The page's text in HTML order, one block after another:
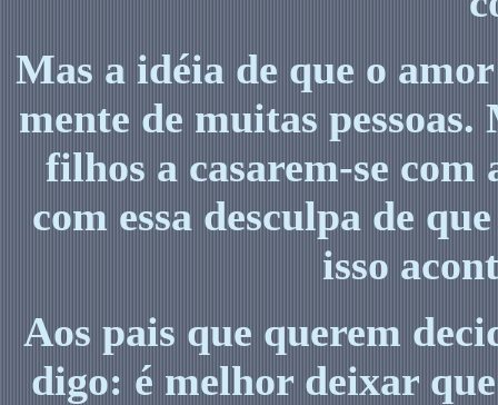
Mas a idéia de que o
mente de muitas
filhos a casarem-se com
com essa desculpa de
isso
Aos pais que querem
digo: é melhor deixar